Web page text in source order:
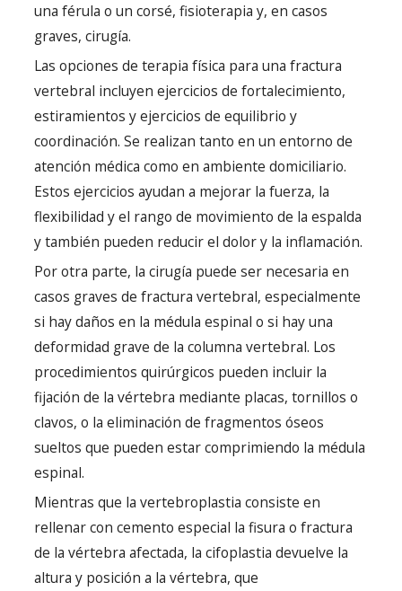
una férula o un corsé, fisioterapia y, en casos
graves, cirugía.
Las opciones de terapia física para una fractura
vertebral incluyen ejercicios de fortalecimiento,
estiramientos y ejercicios de equilibrio y
coordinación. Se realizan tanto en un entorno de
atención médica como en ambiente domiciliario.
Estos ejercicios ayudan a mejorar la fuerza, la
flexibilidad y el rango de movimiento de la espalda
y también pueden reducir el dolor y la inflamación.
Por otra parte, la cirugía puede ser necesaria en
casos graves de fractura vertebral, especialmente
si hay daños en la médula espinal o si hay una
deformidad grave de la columna vertebral. Los
procedimientos quirúrgicos pueden incluir la
fijación de la vértebra mediante placas, tornillos o
clavos, o la eliminación de fragmentos óseos
sueltos que pueden estar comprimiendo la médula
espinal.
Mientras que la vertebroplastia consiste en
rellenar con cemento especial la fisura o fractura
de la vértebra afectada, la cifoplastia devuelve la
altura y posición a la vértebra, que